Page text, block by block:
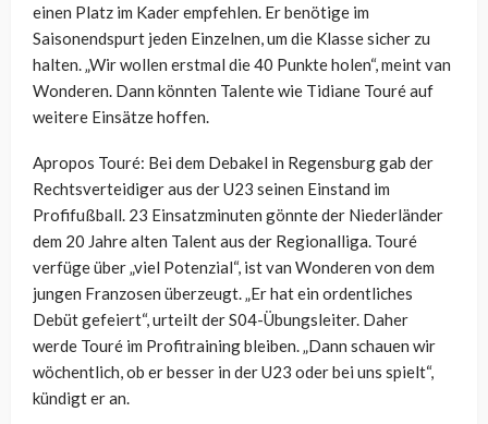
einen Platz im Kader empfehlen. Er benötige im
Saisonendspurt jeden Einzelnen, um die Klasse sicher zu
halten. „Wir wollen erstmal die 40 Punkte holen“, meint van
Wonderen. Dann könnten Talente wie Tidiane Touré auf
weitere Einsätze hoffen.
Apropos Touré: Bei dem Debakel in Regensburg gab der
Rechtsverteidiger aus der U23 seinen Einstand im
Profifußball. 23 Einsatzminuten gönnte der Niederländer
dem 20 Jahre alten Talent aus der Regionalliga. Touré
verfüge über „viel Potenzial“, ist van Wonderen von dem
jungen Franzosen überzeugt. „Er hat ein ordentliches
Debüt gefeiert“, urteilt der S04-Übungsleiter. Daher
werde Touré im Profitraining bleiben. „Dann schauen wir
wöchentlich, ob er besser in der U23 oder bei uns spielt“,
kündigt er an.